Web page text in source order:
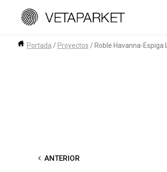
contenido
Portada / Proyectos / Roble Havanna-Espiga
← ANTERIOR